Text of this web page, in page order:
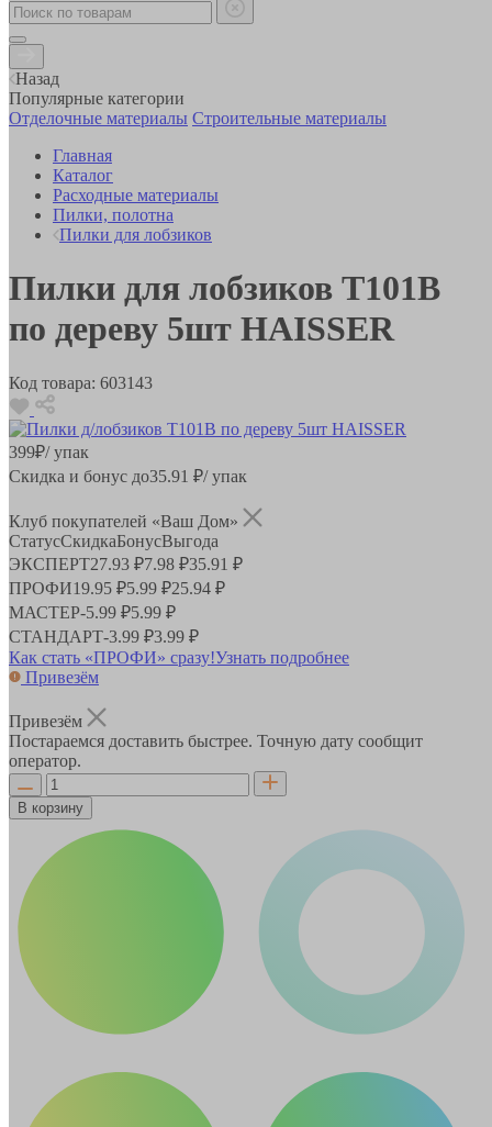
Назад
Популярные категории
Отделочные материалы Строительные материалы
Главная
Каталог
Расходные материалы
Пилки, полотна
Пилки для лобзиков
Пилки для лобзиков Т101В
по дереву 5шт HAISSER
Код товара: 603143
399₽/ упак
Скидка и бонус до35.91 ₽/ упак
Клуб покупателей «Ваш Дом»
СтатусСкидкаБонусВыгода
ЭКСПЕРТ27.93 ₽7.98 ₽35.91 ₽
ПРОФИ19.95 ₽5.99 ₽25.94 ₽
МАСТЕР-5.99 ₽5.99 ₽
СТАНДАРТ-3.99 ₽3.99 ₽
Как стать «ПРОФИ» сразу!Узнать подробнее
Привезём
Привезём
Постараемся доставить быстрее. Точную дату сообщит
оператор.
В корзину